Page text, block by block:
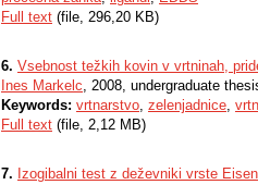
Full text (file, 296,20 KB)
6. Vsebnost težkih kovin v vrtninah,
Ines Markelc, 2008, undergraduate
Keywords: vrtnarstvo, zelenjadnice,
Full text (file, 2,12 MB)
7. Izogibalni test z deževniki vrste